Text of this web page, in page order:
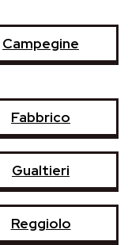
Campegine
Fabbrico
Gualtieri
Reggiolo